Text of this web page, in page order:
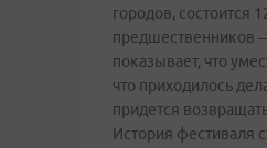
городов, состоится
предшественников
показывает, что
что приходилось
придется
История фестиваля